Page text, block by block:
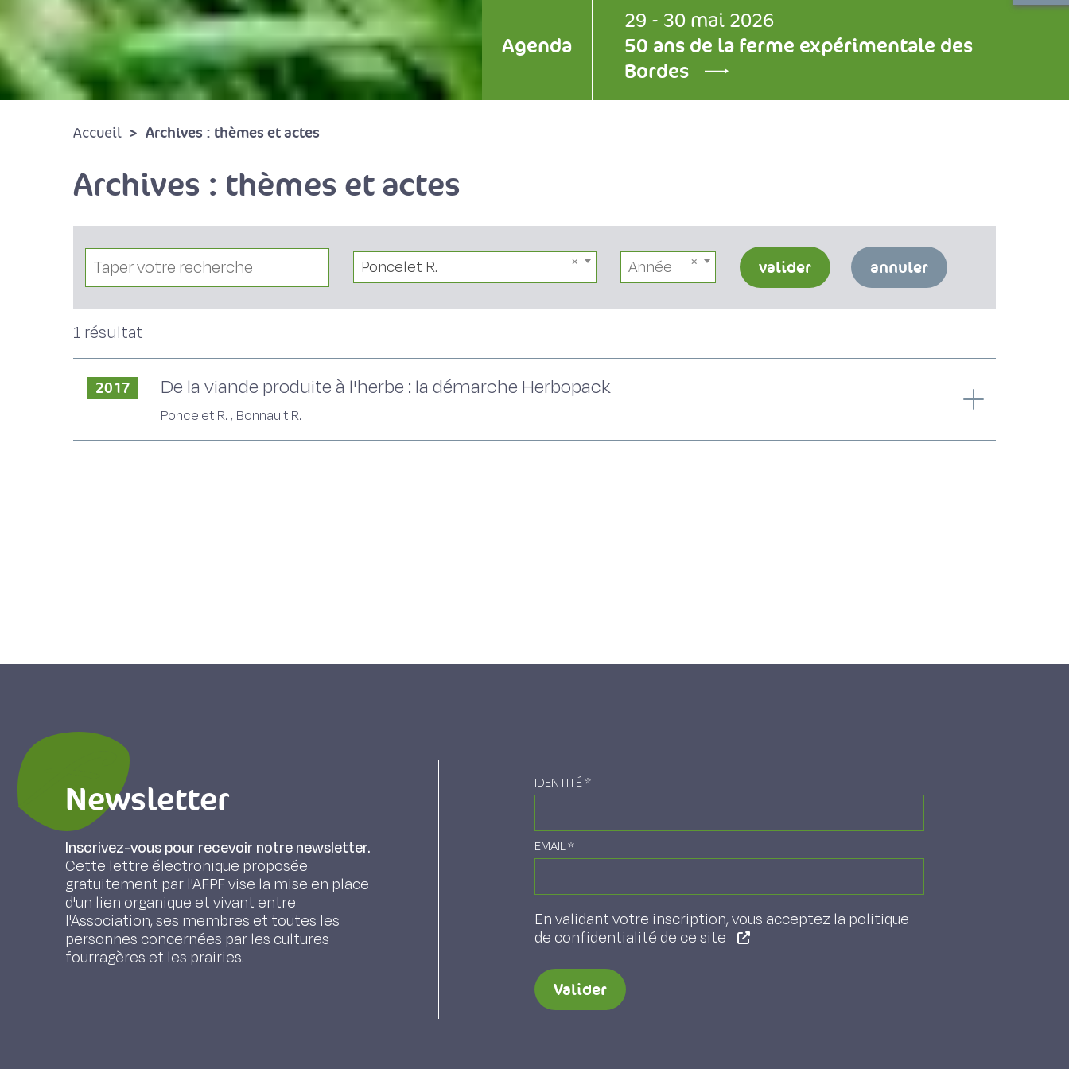
Agenda
29 - 30 mai 2026
50 ans de la ferme expérimentale des
Bordes
Accueil Archives : thèmes et actes
Archives : thèmes et actes
Poncelet R. Année valider annuler
1 résultat
2017 De la viande produite à l'herbe : la démarche Herbopack
Poncelet R. , Bonnault R.
Newsletter
Inscrivez-vous pour recevoir notre newsletter.
Cette lettre électronique proposée
gratuitement par l'AFPF vise la mise en place
d'un lien organique et vivant entre
l'Association, ses membres et toutes les
personnes concernées par les cultures
fourragères et les prairies.
IDENTITÉ*
EMAIL*
En validant votre inscription, vous acceptez la politique
de confidentialité de ce site
Valider